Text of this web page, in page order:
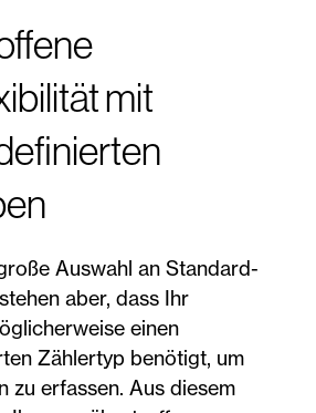
mit
Auswahl an Standard-
aber, dass Ihr
einen
Zählertyp benötigt, um
zu erfassen. Aus diesem